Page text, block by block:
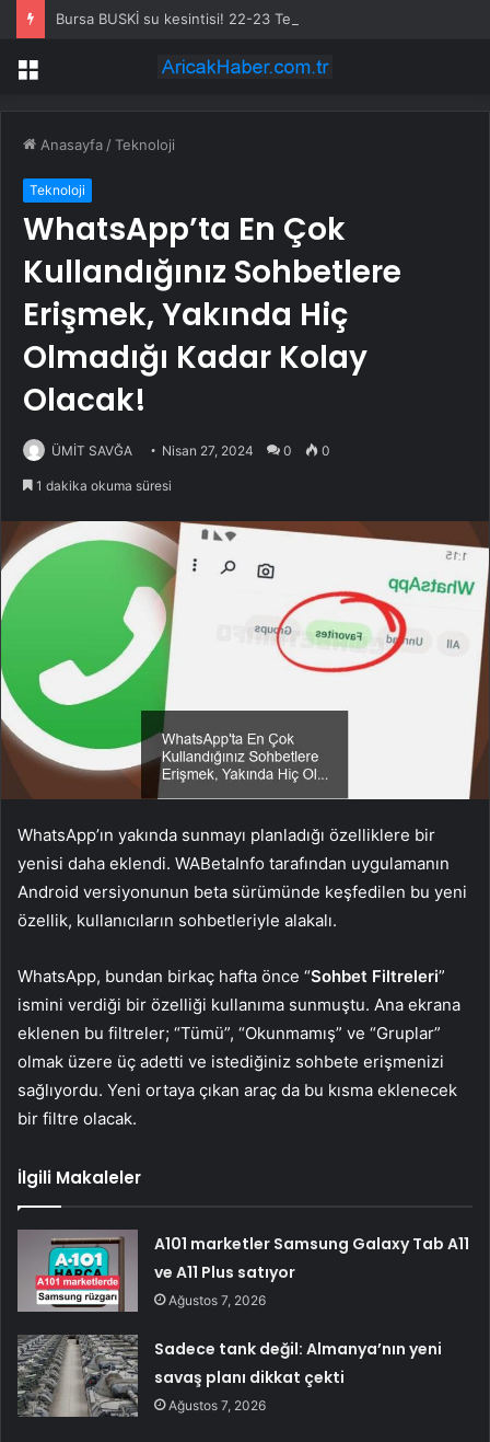
Menü
Anasayfa /Teknoloji
Teknoloji
WhatsApp’ta En Çok
Kullandığınız Sohbetlere
Erişmek, Yakında Hiç
Olmadığı Kadar Kolay
Olacak!
ÜMİT SAVĞA Nisan 27, 2024 0 0
1 dakika okuma süresi
WhatsApp’ın yakında sunmayı planladığı özelliklere bir
yenisi daha eklendi. WABetaInfo tarafından uygulamanın
Android versiyonunun beta sürümünde keşfedilen bu yeni
özellik, kullanıcıların sohbetleriyle alakalı.
WhatsApp, bundan birkaç hafta önce “Sohbet Filtreleri”
ismini verdiği bir özelliği kullanıma sunmuştu. Ana ekrana
eklenen bu filtreler; “Tümü”, “Okunmamış” ve “Gruplar”
olmak üzere üç adetti ve istediğiniz sohbete erişmenizi
sağlıyordu. Yeni ortaya çıkan araç da bu kısma eklenecek
bir filtre olacak.
İlgili Makaleler
A101 marketler Samsung Galaxy Tab A11
ve A11 Plus satıyor
Ağustos 7, 2026
Sadece tank değil: Almanya’nın yeni
savaş planı dikkat çekti
Ağustos 7, 2026